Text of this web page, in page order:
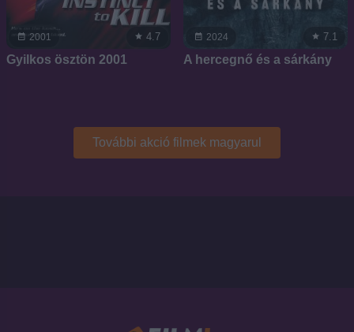
2001 4.7
Gyilkos ösztön 2001
2024 7.1
A hercegnő és a sárkány
További akció filmek magyarul